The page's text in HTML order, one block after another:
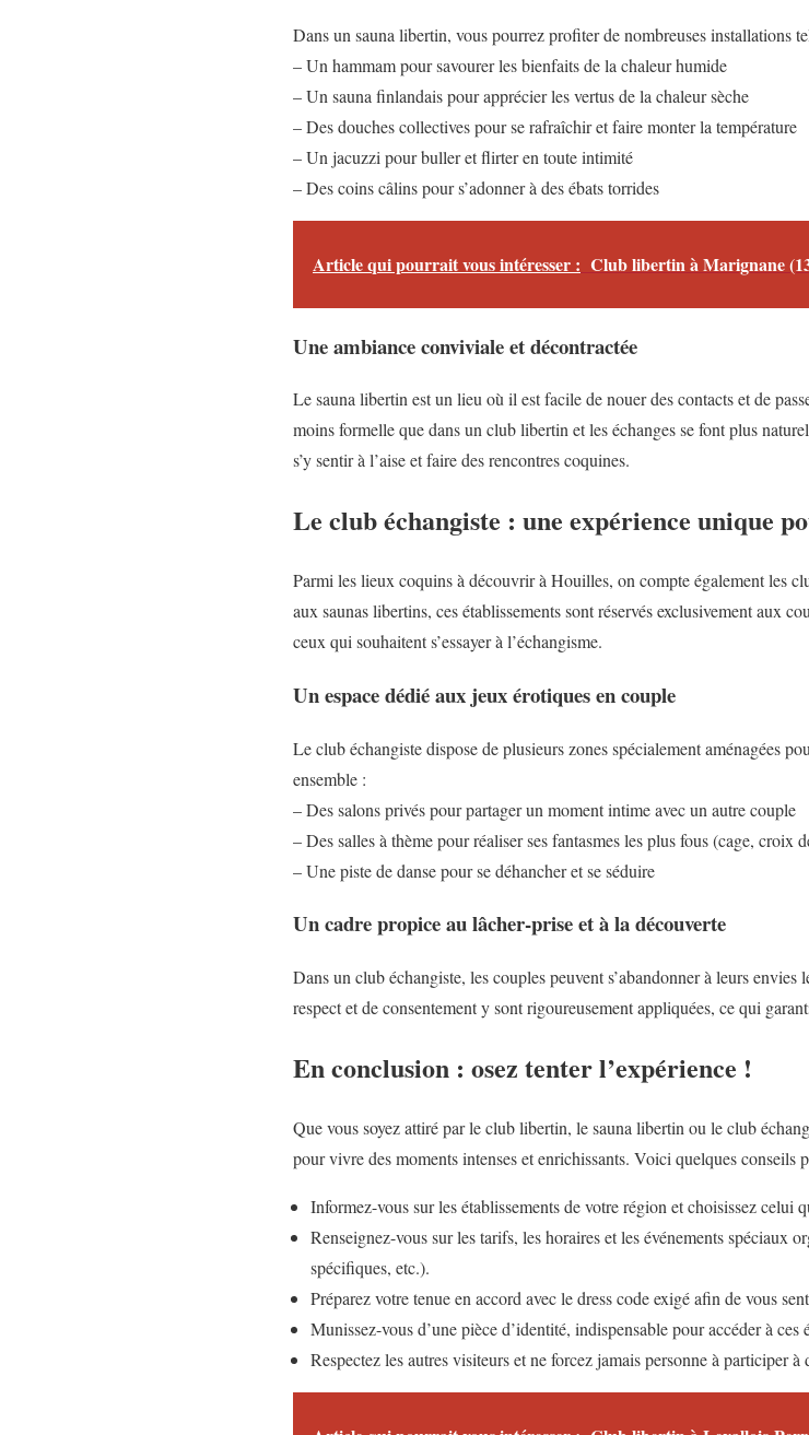
Dans un sauna libertin, vous pourrez profiter de nombreuses installations
– Un hammam pour savourer les bienfaits de la chaleur humide
– Un sauna finlandais pour apprécier les vertus de la chaleur sèche
– Des douches collectives pour se rafraîchir et faire monter la température
– Un jacuzzi pour buller et flirter en toute intimité
– Des coins câlins pour s’adonner à des ébats torrides
Article qui pourrait vous intéresser : Club libertin à Marignane
Une ambiance conviviale et décontractée
Le sauna libertin est un lieu où il est facile de nouer des contacts et de
moins formelle que dans un club libertin et les échanges se font plus
s’y sentir à l’aise et faire des rencontres coquines.
Le club échangiste : une expérience unique
Parmi les lieux coquins à découvrir à Houilles, on compte également les
aux saunas libertins, ces établissements sont réservés exclusivement aux
ceux qui souhaitent s’essayer à l’échangisme.
Un espace dédié aux jeux érotiques en couple
Le club échangiste dispose de plusieurs zones spécialement aménagées
ensemble :
– Des salons privés pour partager un moment intime avec un autre couple
– Des salles à thème pour réaliser ses fantasmes les plus fous (cage, croix
– Une piste de danse pour se déhancher et se séduire
Un cadre propice au lâcher-prise et à la découverte
Dans un club échangiste, les couples peuvent s’abandonner à leurs
respect et de consentement y sont rigoureusement appliquées, ce qui
En conclusion : osez tenter l’expérience !
Que vous soyez attiré par le club libertin, le sauna libertin ou le club
pour vivre des moments intenses et enrichissants. Voici quelques conseils
Informez-vous sur les établissements de votre région et choisissez celui
Renseignez-vous sur les tarifs, les horaires et les événements spéciaux
spécifiques, etc.).
Préparez votre tenue en accord avec le dress code exigé afin de vous
Munissez-vous d’une pièce d’identité, indispensable pour accéder à ces
Respectez les autres visiteurs et ne forcez jamais personne à participer à